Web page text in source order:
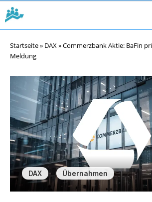
Startseite» DAX»Commerzbank Aktie: BaFin
Meldung
DAX , Übernahmen